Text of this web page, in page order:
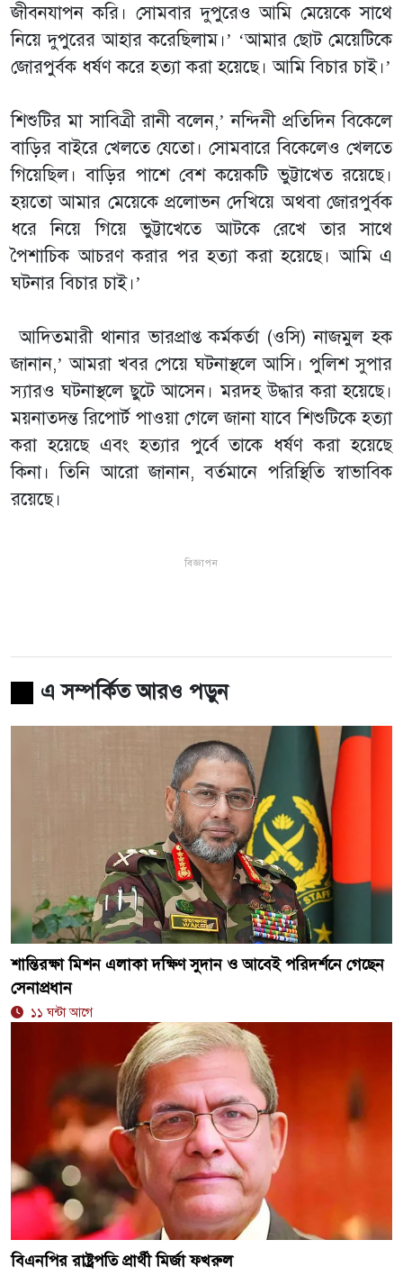
জীবনযাপন করি। সোমবার দুপুরেও আমি মেয়েকে সাথে
নিয়ে দুপুরের আহার করেছিলাম।’ ‘আমার ছোট মেয়েটিকে
জোরপুর্বক ধর্ষণ করে হত্যা করা হয়েছে। আমি বিচার চাই।’
শিশুটির মা সাবিত্রী রানী বলেন,’ নন্দিনী প্রতিদিন বিকেলে
বাড়ির বাইরে খেলতে যেতো। সোমবারে বিকেলেও খেলতে
গিয়েছিল। বাড়ির পাশে বেশ কয়েকটি ভুট্টাখেত রয়েছে।
হয়তো আমার মেয়েকে প্রলোভন দেখিয়ে অথবা জোরপুর্বক
ধরে নিয়ে গিয়ে ভুট্টাখেতে আটকে রেখে তার সাথে
পৈশাচিক আচরণ করার পর হত্যা করা হয়েছে। আমি এ
ঘটনার বিচার চাই।’
আদিতমারী থানার ভারপ্রাপ্ত কর্মকর্তা (ওসি) নাজমুল হক
জানান,’ আমরা খবর পেয়ে ঘটনাস্থলে আসি। পুলিশ সুপার
স্যারও ঘটনাস্থলে ছুটে আসেন। মরদহ উদ্ধার করা হয়েছে।
ময়নাতদন্ত রিপোর্ট পাওয়া গেলে জানা যাবে শিশুটিকে হত্যা
করা হয়েছে এবং হত্যার পুর্বে তাকে ধর্ষণ করা হয়েছে
কিনা। তিনি আরো জানান, বর্তমানে পরিস্থিতি স্বাভাবিক
রয়েছে।
বিজ্ঞাপন
এ সম্পর্কিত আরও পড়ুন
শান্তিরক্ষা মিশন এলাকা দক্ষিণ সুদান ও আবেই পরিদর্শনে গেছেন
সেনাপ্রধান
১১ ঘন্টা আগে
বিএনপির রাষ্ট্রপতি প্রার্থী মির্জা ফখরুল